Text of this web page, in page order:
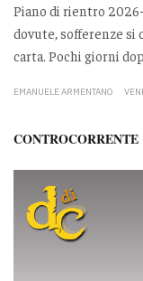
Piano di rientro
dovute, sofferenze si
carta. Pochi giorni
EMANUELE ARMENTANO
CONTROCORRENTE